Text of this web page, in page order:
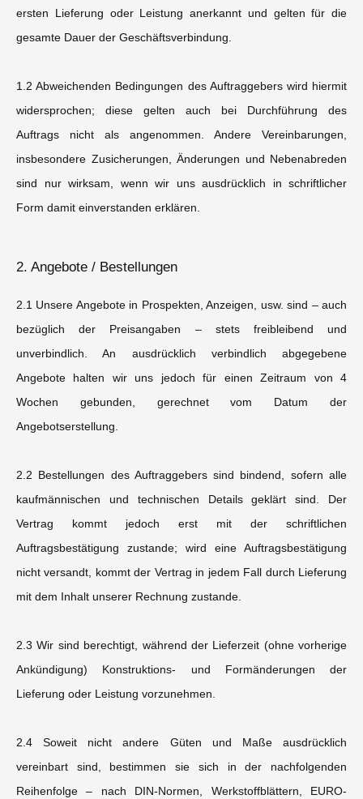
ersten Lieferung oder Leistung anerkannt und gelten für die
gesamte Dauer der Geschäftsverbindung.
1.2 Abweichenden Bedingungen des Auftraggebers wird hiermit
widersprochen; diese gelten auch bei Durchführung des
Auftrags nicht als angenommen. Andere Vereinbarungen,
insbesondere Zusicherungen, Änderungen und Nebenabreden
sind nur wirksam, wenn wir uns ausdrücklich in schriftlicher
Form damit einverstanden erklären.
2. Angebote / Bestellungen
2.1 Unsere Angebote in Prospekten, Anzeigen, usw. sind – auch
bezüglich der Preisangaben – stets freibleibend und
unverbindlich. An ausdrücklich verbindlich abgegebene
Angebote halten wir uns jedoch für einen Zeitraum von 4
Wochen gebunden, gerechnet vom Datum der
Angebotserstellung.
2.2 Bestellungen des Auftraggebers sind bindend, sofern alle
kaufmännischen und technischen Details geklärt sind. Der
Vertrag kommt jedoch erst mit der schriftlichen
Auftragsbestätigung zustande; wird eine Auftragsbestätigung
nicht versandt, kommt der Vertrag in jedem Fall durch Lieferung
mit dem Inhalt unserer Rechnung zustande.
2.3 Wir sind berechtigt, während der Lieferzeit (ohne vorherige
Ankündigung) Konstruktions- und Formänderungen der
Lieferung oder Leistung vorzunehmen.
2.4 Soweit nicht andere Güten und Maße ausdrücklich
vereinbart sind, bestimmen sie sich in der nachfolgenden
Reihenfolge – nach DIN-Normen, Werkstoffblättern, EURO-